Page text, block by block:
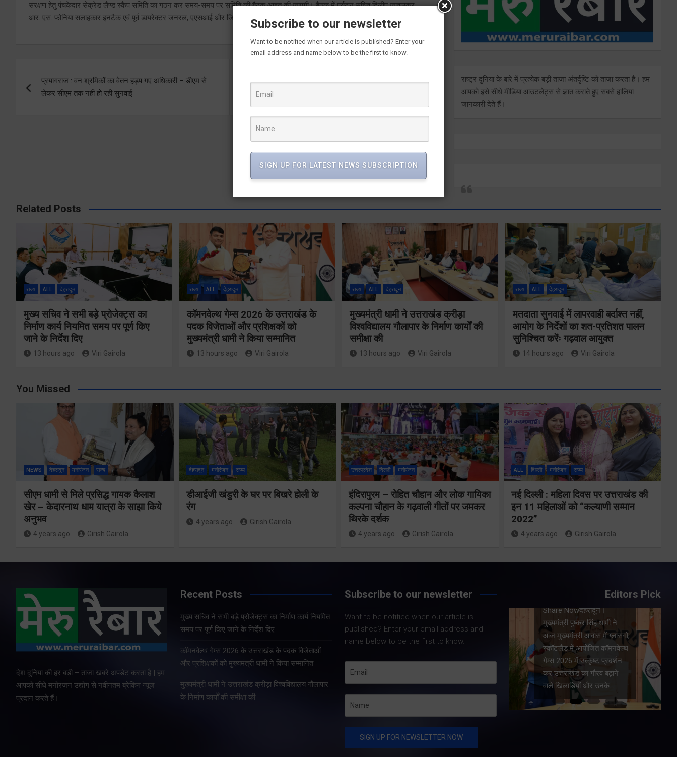
संरक्षण हेतु पंचकेदार सेक्रेड लैण्ड स्कैप समिति का गठन कर समय-समय पर समिति की बैठक आहूत की जाएगी। बैठक में पर्यटन सचिव दिलीप जावलकर,
आर. एस. फोनिया सलाहकार इनटैक एवं पूर्व डायरेक्टर जनरल, एएसआई और जिला पर्यटन अधिकारी देहरादून जयपाल चैहान आदि उपस्थित रहे।
navigation
प्रयागराज : वन श्रमिकों का वेतन हड़प गए अधिकारी – डीएम से
लेकर सीएम तक नहीं हो रही सुनवाई
ऊर्जा के तीनों निगमों के प्रबंधन व कर्मियों के साथ ऊर्जा मंत्री ने की
राष्ट्र दुनिया के बारे में प्रत्येक बड़ी ताजा अंतर्दृष्टि को ताज़ा करता है। हम
आपको इसे सीधे मीडिया आउटलेट्स से ज्ञात कराते हुए सबसे हालिया
जानकारी देते हैं।
Related Posts
राज्य ALL देहरादून
मुख्य सचिव ने सभी बड़े प्रोजेक्ट्स का
निर्माण कार्य नियमित समय पर पूर्ण किए
जाने के निर्देश दिए
13 hours ago Viri Gairola
राज्य ALL देहरादून
कॉमनवेल्थ गेम्स 2026 के उत्तराखंड के
पदक विजेताओं और प्रशिक्षकों को
मुख्यमंत्री धामी ने किया सम्मानित
13 hours ago Viri Gairola
राज्य ALL देहरादून
मुख्यमंत्री धामी ने उत्तराखंड क्रीड़ा
विश्वविद्यालय गौलापार के निर्माण कार्यों की
समीक्षा की
13 hours ago Viri Gairola
राज्य ALL देहरादून
मतदाता सुनवाई में लापरवाही बर्दाश्त नहीं,
आयोग के निर्देशों का शत-प्रतिशत पालन
सुनिश्चित करेंः गढ़वाल आयुक्त
14 hours ago Viri Gairola
You Missed
NEWS देहरादून मनोरंजन राज्य
सीएम धामी से मिले प्रसिद्ध गायक कैलाश
खेर – केदारनाथ धाम यात्रा के साझा किये
अनुभव
4 years ago Girish Gairola
देहरादून मनोरंजन राज्य
डीआईजी खंडुरी के घर पर बिखरे होली के
रंग
4 years ago Girish Gairola
उत्तरप्रदेश दिल्ली मनोरंजन
इंदिरापुरम – रोहित चौहान और लोक गायिका
कल्पना चौहान के गढ़वाली गीतों पर जमकर
थिरके दर्शक
4 years ago Girish Gairola
ALL दिल्ली मनोरंजन राज्य
नई दिल्ली : महिला दिवस पर उत्तराखंड की
इन 11 महिलाओं को “कल्याणी सम्मान
2022”
4 years ago Girish Gairola
देश दुनिया की हर बड़ी – ताजा खबरे अपडेट करता है | हम
आपको सीधे मनोरंजन उद्योग से नवीनतम ब्रेकिंग न्यूज
प्रदान करते हैं।
Recent Posts
मुख्य सचिव ने सभी बड़े प्रोजेक्ट्स का निर्माण कार्य नियमित
समय पर पूर्ण किए जाने के निर्देश दिए
कॉमनवेल्थ गेम्स 2026 के उत्तराखंड के पदक विजेताओं
और प्रशिक्षकों को मुख्यमंत्री धामी ने किया सम्मानित
मुख्यमंत्री धामी ने उत्तराखंड क्रीड़ा विश्वविद्यालय गौलापार
के निर्माण कार्यों की समीक्षा की
Subscribe to our newsletter
Want to be notified when our article is
published? Enter your email address and
name below to be the first to know.
Editors Pick
मतदाता सुनवाई में
लापरवाही बर्दाश्त
नहीं, आयोग के
निर्देशों का शत-
प्रतिशत पालन
गढ़वाल आयुक्त
Share Nowदेहरादून। भारत
निर्वाचन आयोग एवं मुख्य निर्वाचन
अधिकारी, उत्तराखण्ड के निर्देशों
के अनुपालन में विशेष गहन
पुनरीक्षण अभियान के तहत
आनंद स्वरूप ने शुक्रवार…
मुख्य सचिव ने
सभी बड़े
प्रोजेक्ट्स का
निर्माण कार्य
नियमित समय पर
पूर्ण किए जाने के
Share Nowदेहरादून। मुख्य
सचिव आनन्द बर्द्धन ने शुक्रवार
को सचिवालय में प्रदेश के मेगा
प्रोजेक्ट्स की समीक्षा की। मुख्य
प्रोजेक्ट्स का निर्माण कार्य…
कॉमनवेल्थ गेम्स
2026 के
उत्तराखंड के
पदक विजेताओं
और प्रशिक्षकों को
मुख्यमंत्री धामी ने
किया सम्मानित
Share Nowदेहरादून।
मुख्यमंत्री पुष्कर सिंह धामी ने
आज मुख्यमंत्री आवास में ग्लासगो,
स्कॉटलैंड में आयोजित कॉमनवेल्थ
गेम्स 2026 में उत्कृष्ट प्रदर्शन
कर उत्तराखंड का गौरव बढ़ाने
वाले खिलाड़ियों और उनके…
Subscribe to our newsletter
Want to be notified when our article is published? Enter your
email address and name below to be the first to know.
SIGN UP FOR LATEST NEWS SUBSCRIPTION